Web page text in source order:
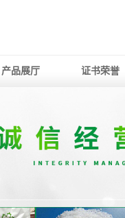
产品展厅 证书荣誉